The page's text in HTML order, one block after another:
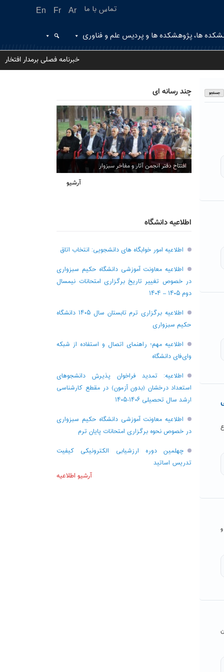
En Fr Ar تماس با ما
ها، پژوهشکده ها و پردیس علم و فناوری
خبرنامه فصلی برمدار افتخار
چند رسانه ای
افتتاح دفتر انجمن آثار و مفاخر سبزوار
آرشیو
اطلاعیه دانشگاه
اطلاعیه امور خوابگاه های دانشجویی: انتخاب اتاق
اطلاعیه معاونت آموزشی دانشگاه حکیم سبزواری
در خصوص تغییر تاریخ برگزاری امتحانات نیمسال
دوم ۱۴۰۵ – ۱۴۰۴
اطلاعیه برگزاری ترم تابستان سال ۱۴۰۵ دانشگاه
حکیم سبزواری
اطلاعیه مهم؛ راهنمای اتصال و استفاده از شبکه
وای‌فای دانشگاه
اطلاعیه: تمدید فراخوان پذیرش دانشجو‌های
استعداد درخشان (بدون آزمون) در مقطع کارشناسی
ارشد سال تحصیلی ۱۴۰۶-۱۴۰۵
اطلاعیه معاونت آموزشی دانشگاه حکیم سبزواری
در خصوص نحوه برگزاری امتحانات پایان ترم
چهلمین دوره ارزشیابی الکترونیکی کیفیت
تدریس اساتید
آرشیو اطلاعیه